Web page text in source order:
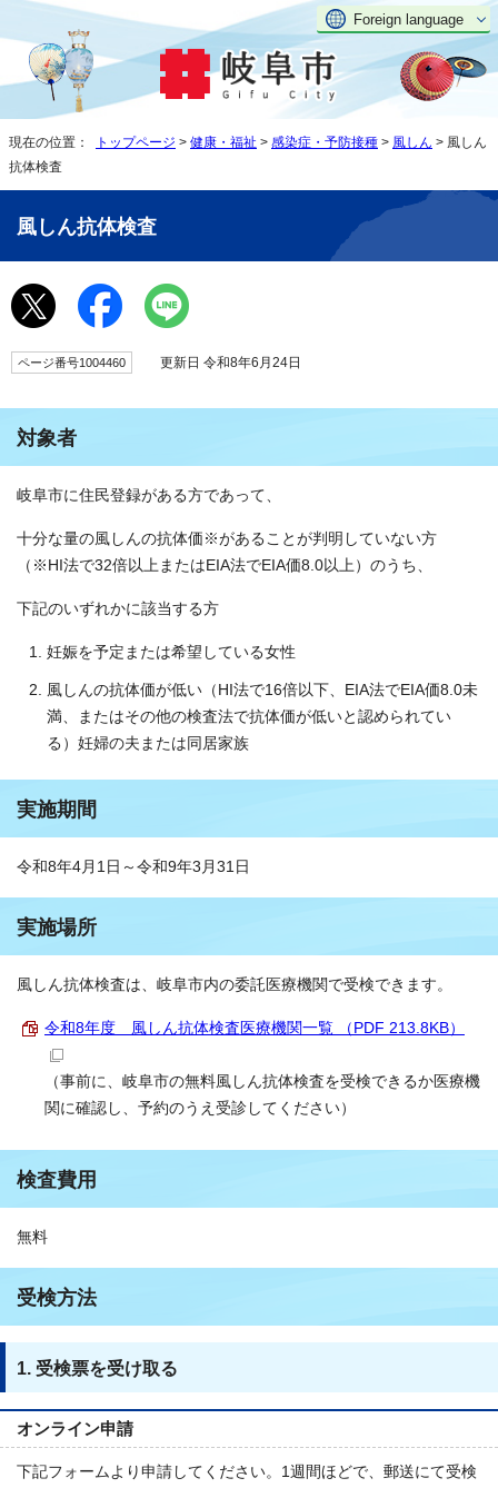
Foreign language
現在の位置： トップページ > 健康・福祉 > 感染症・予防接種 > 風しん > 風しん
抗体検査
風しん抗体検査
ページ番号1004460 更新日 令和8年6月24日
対象者
岐阜市に住民登録がある方であって、
十分な量の風しんの抗体価※があることが判明していない方
（※HI法で32倍以上またはEIA法でEIA価8.0以上）のうち、
下記のいずれかに該当する方
妊娠を予定または希望している女性
風しんの抗体価が低い（HI法で16倍以下、EIA法でEIA価8.0未
満、またはその他の検査法で抗体価が低いと認められてい
る）妊婦の夫または同居家族
実施期間
令和8年4月1日～令和9年3月31日
実施場所
風しん抗体検査は、岐阜市内の委託医療機関で受検できます。
令和8年度 風しん抗体検査医療機関一覧 （PDF 213.8KB）
（事前に、岐阜市の無料風しん抗体検査を受検できるか医療機
関に確認し、予約のうえ受診してください）
検査費用
無料
受検方法
1. 受検票を受け取る
オンライン申請
下記フォームより申請してください。1週間ほどで、郵送にて受検